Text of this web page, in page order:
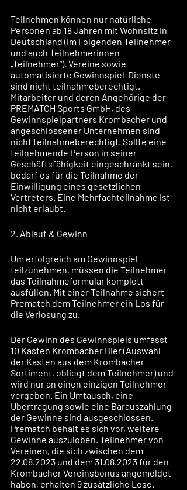
Teilnehmen können nur natürliche
Personen ab 18 Jahren mit Wohnsitz in
Deutschland (im Folgenden Teilnehmer
und auch Teilnehmerinnen
„Teilnehmer“). Vereine sowie
automatisierte Gewinnspiel-Dienste
sind nicht teilnahmeberechtigt.
Mitarbeiter und deren Angehörige der
PREMATCH Sports GmbH, des
Gewinnspielpartners Krombacher und
angeschlossener Unternehmen sind
nicht teilnahmeberechtigt. Sollte eine
teilnehmende Person in seiner
Geschäftsfähigkeit eingeschränkt sein,
bedarf es für die Teilnahme der
Einwilligung eines gesetzlichen
Vertreters. Eine Mehrfachteilnahme ist
nicht erlaubt.
2. Ablauf & Gewinn
Um erfolgreich am Gewinnspiel
teilzunehmen, müssen die Teilnehmer
das Teilnahmeformular komplett
ausfüllen. Mit einer Teilnahme sichert
Prematch dem Teilnehmer ein Los für
die Verlosung zu.
Der Gewinn des Gewinnspiels umfasst
10 Kästen Krombacher Bier (Auswahl
der Kästen aus dem Krombacher
Sortiment, obliegt dem Teilnehmer) und
wird nur an einen einzigen Teilnehmer
vergeben. Ein Umtausch, eine
Übertragung sowie eine Barauszahlung
der Gewinne sind ausgeschlossen.
Prematch behält es sich vor, weitere
Gewinne auszuloben. Teilnehmer von
Vereinen, die sich zwischen dem
22.08.2023 und dem 31.08.2023 für den
Krombacher Vereinsbonus angemeldet
haben, erhalten 9 zusätzliche Lose.